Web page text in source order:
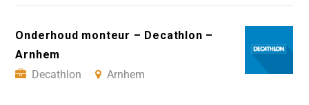
Onderhoud monteur – Decathlon –
Arnhem
Decathlon
Arnhem